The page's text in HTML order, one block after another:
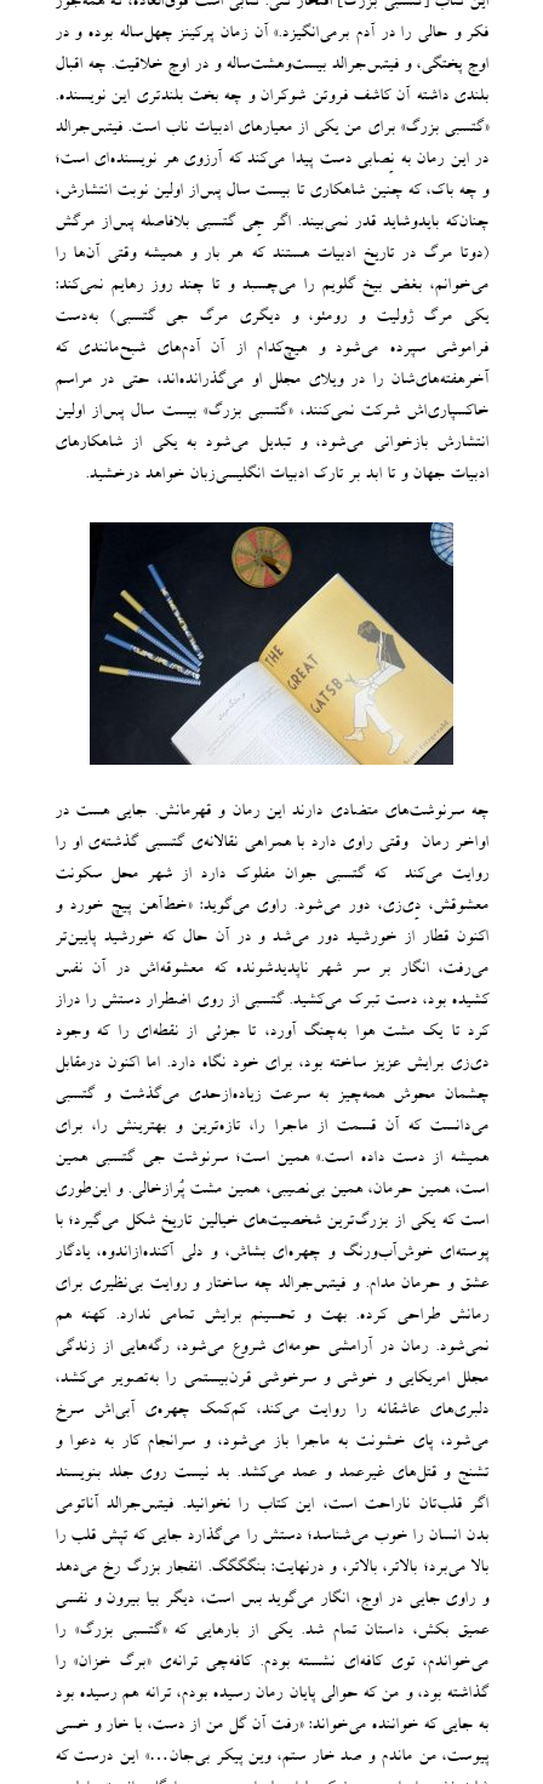
فکر و حالی را در آدم برمی‌انگیزد.» آن زمان پرکینز چهل‌ساله بوده و در
اوج پختگی، و فیتس‌جرالد بیست‌وهشت‌ساله و در اوج خلاقیت. چه اقبال
بلندی داشته آن کاشف فروتن شوکران و چه بخت بلندتری این نویسنده.
«گتسبی بزرگ» برای من یکی از معیارهای ادبیات ناب است. فیتس‌جرالد
در این رمان به نِصابی دست پیدا می‌کند که آرزوی هر نویسنده‌ای است؛
و چه باک، که چنین شاهکاری تا بیست سال پس‌از اولین نوبت انتشارش،
چنان‌که بایدوشاید قدر نمی‌بیند. اگر جِی گتسبی بلافاصله پس‌از مرگش
(دوتا مرگ در تاریخ ادبیات هستند که هر بار و همیشه وقتی آن‌ها را
می‌خوانم، بغض بیخ گلویم را می‌چسبد و تا چند روز رهایم نمی‌کند:
یکی مرگ ژولیت و رومئو، و دیگری مرگ جی گتسبی) به‌دست
فراموشی سپرده می‌شود و هیچ‌کدام از آن آدم‌های شبح‌مانندی که
آخرهفته‌های‌شان را در ویلای مجلل او می‌گذرانده‌اند، حتی در مراسم
خاکسپاری‌اش شرکت نمی‌کنند، «گتسبی بزرگ» بیست سال پس‌از اولین
انتشارش بازخوانی می‌شود، و تبدیل می‌شود به یکی از شاهکارهای
ادبیات جهان و تا ابد بر تارک ادبیات انگلیسی‌زبان خواهد درخشید.
چه سرنوشت‌های متضادی دارند این رمان و قهرمانش. جایی هست در
اواخر رمان -وقتی راوی دارد با همراهی نقالانه‌ی گتسبی گذشته‌ی او را
روایت می‌کند- که گتسبی جوان مفلوک دارد از شهر محل سکونت
معشوقش، دِی‌زی، دور می‌شود. راوی می‌گوید: «خط‌آهن پیچ خورد و
اکنون قطار از خورشید دور می‌شد و در آن حال که خورشید پایین‌تر
می‌رفت، انگار بر سر شهر ناپدید‌شونده که معشوقه‌اش در آن نفس
کشیده بود، دست تبرک می‌کشید. گتسبی از روی اضطرار دستش را دراز
کرد تا یک مشت هوا به‌چنگ آورد، تا جزئی از نقطه‌ای را که وجود
دی‌زی برایش عزیز ساخته بود، برای خود نگاه دارد. اما اکنون درمقابل
چشمان محوش همه‌چیز به ‌سرعت زیاده‌ازحدی می‌گذشت و گتسبی
می‌دانست که آن قسمت از ماجرا را، تازه‌ترین و بهترینش را، برای
همیشه از دست داده است.» همین است؛ سرنوشت جی گتسبی همین
است، همین حرمان، همین بی‌نصیبی، همین مشت پُرازخالی. و این‌طوری
است که یکی از بزرگ‌ترین شخصیت‌های خیالین تاریخ شکل می‌گیرد؛ با
پوسته‌ای خوش‌آب‌ورنگ و چهره‌ای بشاش،‌ و دلی آکنده‌ازاندوه، یادگار
عشق و حرمان مدام. و فیتس‌جرالد چه ساختار و روایت بی‌نظیری برای
رمانش طراحی کرده. بهت و تحسینم برایش تمامی ندارد. کهنه هم
نمی‌شود. رمان در آرامشی حومه‌ای شروع می‌شود، رگه‌هایی از زندگی
مجلل امریکایی و خوشی و سرخوشی قرن‌بیستمی را به‌تصویر می‌کشد،
دلبری‌های عاشقانه را روایت می‌کند، کم‌کمک چهره‌ی آبی‌اش سرخ
می‌شود، پای خشونت به ماجرا باز می‌شود، و سرانجام کار به دعوا و
تشنج و قتل‌های غیرعمد و عمد می‌کشد. بد نیست روی جلد بنویسند
اگر قلب‌تان ناراحت است، این کتاب را نخوانید. فیتس‌جرالد آناتومی
بدن انسان را خوب می‌شناسد؛ دستش را می‌گذارد جایی که تپش قلب را
بالا می‌برد؛ بالاتر، بالاتر، و درنهایت: بنگگگگ. انفجار بزرگ رخ می‌دهد
و راوی جایی در اوج، انگار می‌گوید بس است، دیگر بیا بیرون و نفسی
عمیق بکش، داستان تمام شد. یکی از بارهایی که «گتسبی بزرگ» را
می‌خواندم، توی کافه‌ای نشسته بودم. کافه‌چی ترانه‌ی «برگ خزان» را
گذاشته بود، و من که حوالی پایان رمان رسیده بودم، ترانه هم رسیده بود
به جایی که خواننده می‌خواند: «رفت آن گل من از دست، با خار و خسی
پیوست، من ماندم و صد خار ستم، وین پیکر بی‌جان…» این درست که